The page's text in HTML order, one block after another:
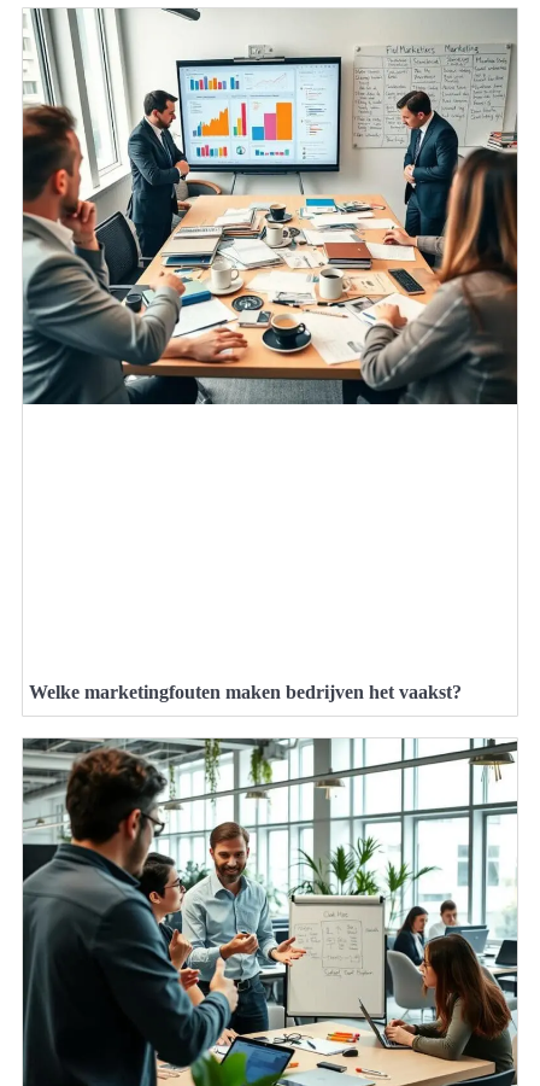
Welke marketingfouten maken bedrijven het vaakst?